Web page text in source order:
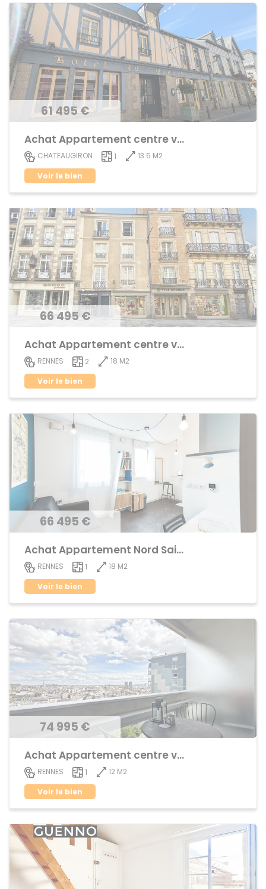
61 495 €
Achat Appartement centre ville
CHATEAUGIRON 1
13.6 M2
Voir le bien
66 495 €
Achat Appartement centre ville
RENNES 2
18 M2
Voir le bien
66 495 €
Achat Appartement Nord Saint-Martin
RENNES 1
18 M2
Voir le bien
74 995 €
Achat Appartement centre ville
RENNES 1
12 M2
Voir le bien